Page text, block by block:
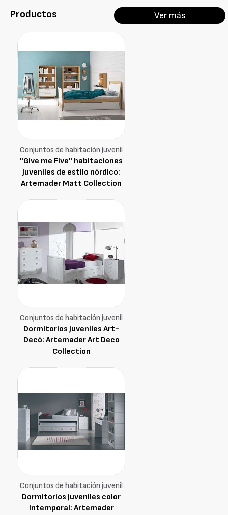
Productos Ver más
Conjuntos de habitación juvenil
"Give me Five" habitaciones
juveniles de estilo nórdico:
Artemader Matt Collection
Conjuntos de habitación juvenil
Dormitorios juveniles Art-
Decó: Artemader Art Deco
Collection
Conjuntos de habitación juvenil
Dormitorios juveniles color
intemporal: Artemader